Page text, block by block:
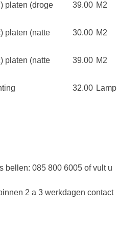
platen (droge
39.00 M2
platen (natte
30.00 M2
platen (natte
39.00 M2
32.00 Lamp
bellen: 085 800 6005 of vult u
2 a 3 werkdagen contact